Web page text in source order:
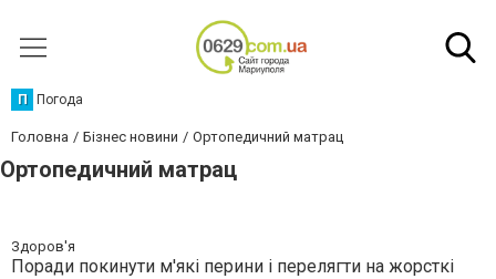
П Погода
Головна Бізнес новини Ортопедичний матрац
Ортопедичний матрац
Здоров'я
Поради покинути м'які перини і перелягти на жорсткі